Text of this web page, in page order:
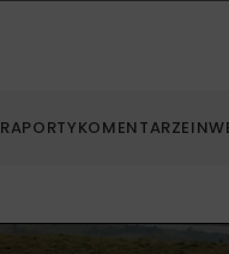
RAPORTYKOMENTARZE